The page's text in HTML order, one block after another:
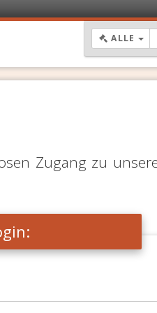
ALLE
Zugang zu